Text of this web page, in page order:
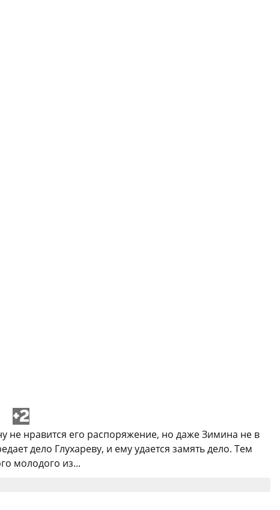
+2
не нравится его распоряжение, но даже Зимина не в
дело Глухареву, и ему удается замять дело. Тем
молодого из...